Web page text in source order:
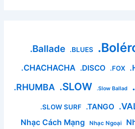
.Ballade .BLUES
.CHACHACHA .DISCO .FOX
.RHUMBA .SLOW .Slow Ballad
.SLOW SURF .TANGO
Nhạc Cách Mạng Nhạc Ngoại